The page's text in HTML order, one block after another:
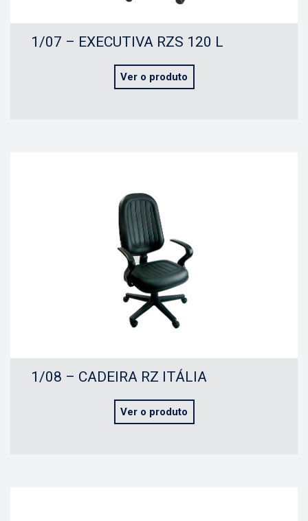
1/07 – EXECUTIVA RZS 120 L
Ver o produto
1/08 – CADEIRA RZ ITÁLIA
Ver o produto